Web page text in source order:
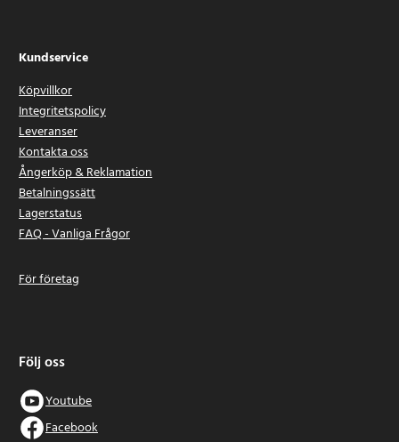
Kundservice
Köpvillkor
Integritetspolicy
Leveranser
Kontakta oss
Ångerköp & Reklamation
Betalningssätt
Lagerstatus
FAQ - Vanliga Frågor
För företag
Följ oss
Youtube
Facebook